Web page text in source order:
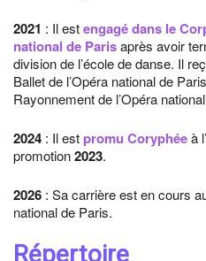
2021 : Il estengagé dans le
national de Parisaprès avoir
division de l’école de danse. Il
Ballet de l’Opéra national de
Rayonnement de l’Opéra
2024 : Il est promu Coryphéeà
promotion2023.
2026 : Sa carrière est en cours
national de Paris.
Répertoire